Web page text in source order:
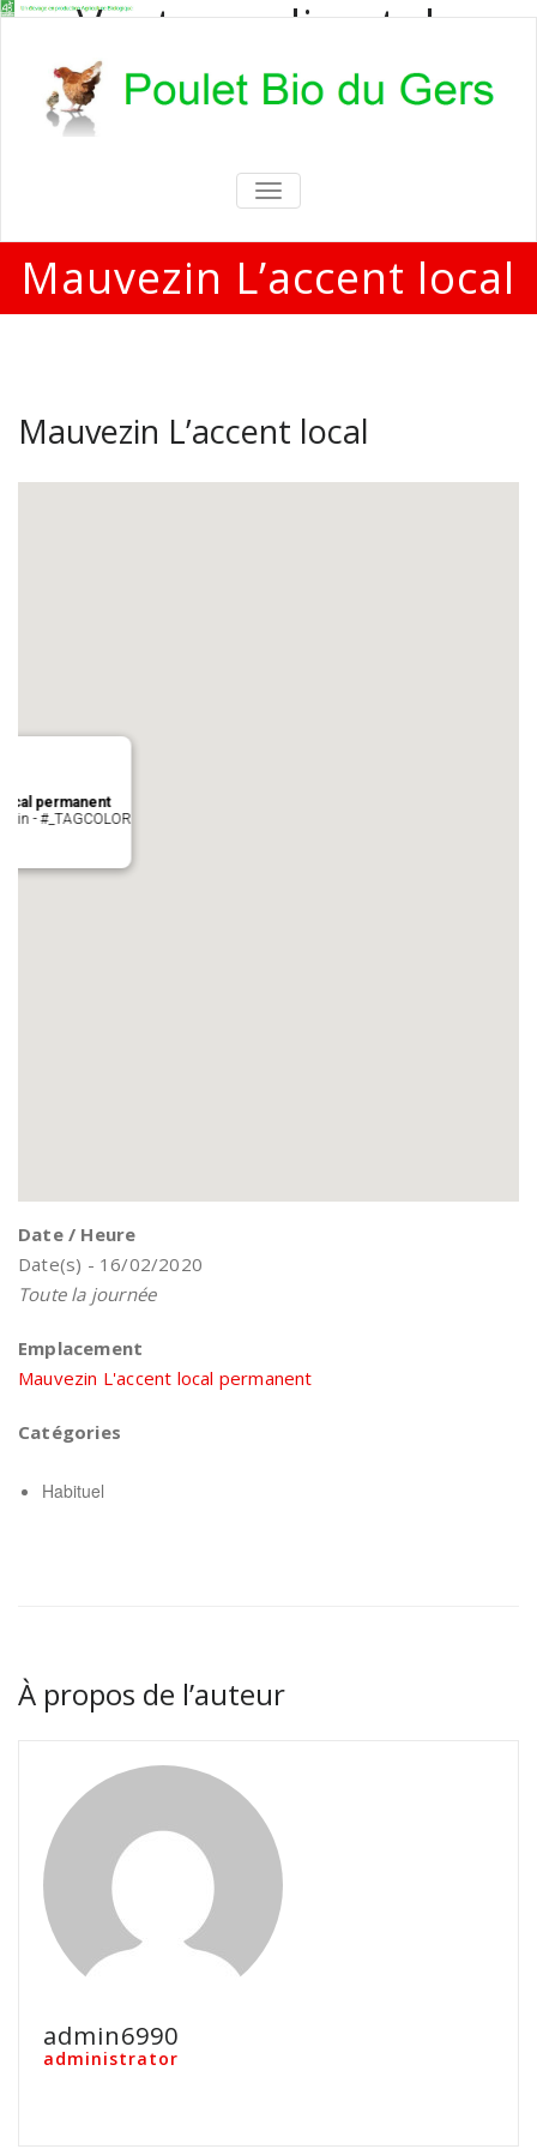
Vente en direct de
poulets bio
Vente en direct de poulets bio aux
particuliers et professionnels
TOGGLE
NAVIGATION
Mauvezin L’accent local
Mauvezin L’accent local
permanent
- #_TAGCOLOR
Date / Heure
Date(s) - 16/02/2020
Toute la journée
Emplacement
Mauvezin L'accent local permanent
Catégories
Habituel
À propos de l’auteur
admin6990
administrator